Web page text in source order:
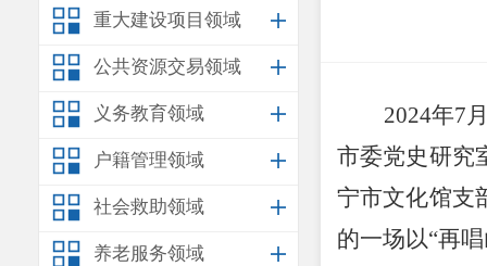
重大建设项目领域
公共资源交易领域
义务教育领域
户籍管理领域
社会救助领域
养老服务领域
2024年7
市委党史研究
宁市文化馆支
的一场以“再